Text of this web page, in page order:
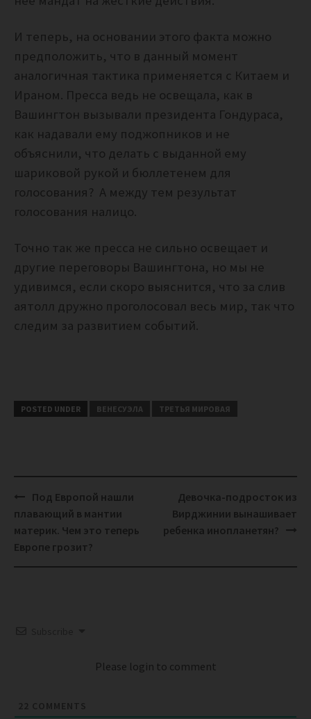
И теперь, на основании этого факта можно
предположить, что в данный момент
аналогичная тактика применяется с Китаем и
Ираном. Пресса ведь не освещала, как в
Вашингтон вызывали президента Гондураса,
как надавали ему поджопников и не
объяснили, что делать с выданной ему
шариковой рукой и бюллетенем для
голосования? А между тем результат
голосования налицо.
Точно так же пресса не сильно освещает и
другие переговоры Вашингтона, но мы не
удивимся, если скоро выяснится, что за слив
аятолл дружно проголосовал весь мир, так что
следим за развитием событий.
POSTED UNDER ВЕНЕСУЭЛА ТРЕТЬЯ МИРОВАЯ
Post
navigation
Под Европой нашли
плавающий в мантии
материк. Чем это теперь
Европе грозит?
Девочка-подросток из
Вирджинии вынашивает
ребенка инопланетян?
Please login to comment